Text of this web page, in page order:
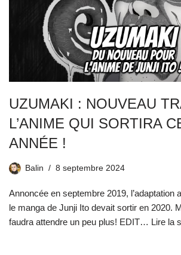
UZUMAKI : NOUVEAU
L’ANIME QUI SORTIRA
ANNÉE !
Balin 8 septembre 2024
Annoncée en septembre 2019, l’adaptation
le manga de Junji Ito devait sortir en 2020.
faudra attendre un peu plus! EDIT… Lire la